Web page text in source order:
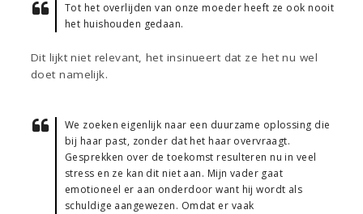
Tot het overlijden van onze moeder heeft ze ook nooit
het huishouden gedaan.
Dit lijkt niet relevant, het insinueert dat ze het nu wel
doet namelijk.
We zoeken eigenlijk naar een duurzame oplossing die
bij haar past, zonder dat het haar overvraagt.
Gesprekken over de toekomst resulteren nu in veel
stress en ze kan dit niet aan. Mijn vader gaat
emotioneel er aan onderdoor want hij wordt als
schuldige aangewezen. Omdat er vaak